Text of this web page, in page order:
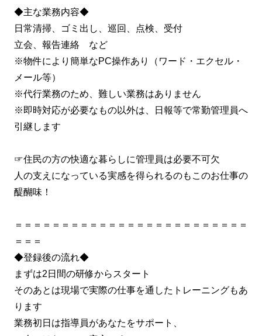
◆主な業務内容◆
日常清掃、ゴミ出し、巡回、点検、受付
立会、報告連絡 など
※物件により簡単なPC操作あり（ワード・エクセル・
メール等）
※代行業務のため、難しい業務はありません
※即時対応が必要なもの以外は、日報等で常勤管理員へ
引継します
☞住民の方の快適な暮らしに管理員は必要不可欠
人の支えになっている実感を得られるのもこのお仕事の
醍醐味！
＝＝＝＝＝＝＝＝＝＝＝＝＝＝＝＝＝＝＝＝＝＝＝＝＝
＝＝＝
◆登録後の流れ◆
まずは2日間の研修からスタート
そのあとは現場で実際の仕事を通したトレーニングもあ
ります
業務初日は指導員があなたをサポート、